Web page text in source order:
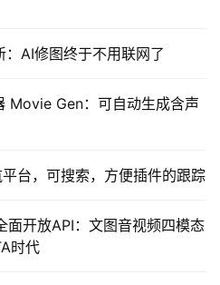
AI修图终于不用联网了
Movie Gen：可自动生成含声
台，可搜索，方便插件的跟踪
开放API：文图音视频四模态
时代